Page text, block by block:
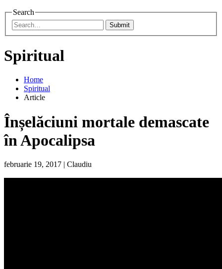
Search
Submit
Spiritual
Home
Spiritual
Article
Înșelăciuni mortale demascate
în Apocalipsa
februarie 19, 2017 | Claudiu